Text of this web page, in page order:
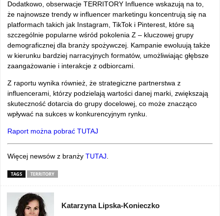
Dodatkowo, obserwacje TERRITORY Influence wskazują na to,
że najnowsze trendy w influencer marketingu koncentrują się na
platformach takich jak Instagram, TikTok i Pinterest, które są
szczególnie popularne wśród pokolenia Z – kluczowej grupy
demograficznej dla branży spożywczej. Kampanie ewoluują także
w kierunku bardziej narracyjnych formatów, umożliwiając głębsze
zaangażowanie i interakcje z odbiorcami.
Z raportu wynika również, że strategiczne partnerstwa z
influencerami, którzy podzielają wartości danej marki, zwiększają
skuteczność dotarcia do grupy docelowej, co może znacząco
wpływać na sukces w konkurencyjnym rynku.
Raport można pobrać TUTAJ
Więcej newsów z branży TUTAJ.
TAGS TERRITORY
Katarzyna Lipska-Konieczko